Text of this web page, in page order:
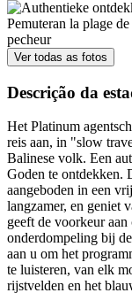
Ver todas as fotos
Descrição da
Het Platinum
reis aan, in "slow
Balinese volk. Een
Goden te ontdekken.
aangeboden in een
langzamer, en geniet
geeft de voorkeur
onderdompeling bij
aan u om het
te luisteren, van elk
rijstvelden en het